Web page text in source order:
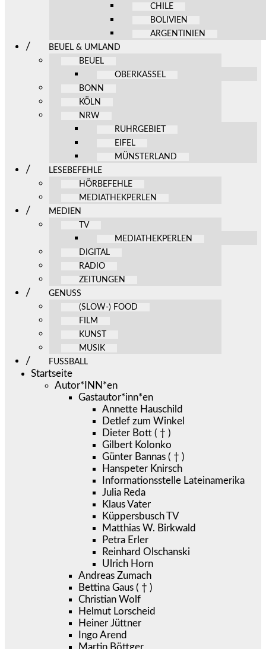
CHILE
BOLIVIEN
ARGENTINIEN
BEUEL & UMLAND
BEUEL
OBERKASSEL
BONN
KÖLN
NRW
RUHRGEBIET
EIFEL
MÜNSTERLAND
LESEBEFEHLE
HÖRBEFEHLE
MEDIATHEKPERLEN
MEDIEN
TV
MEDIATHEKPERLEN
DIGITAL
RADIO
ZEITUNGEN
GENUSS
(SLOW-) FOOD
FILM
KUNST
MUSIK
FUSSBALL
Startseite
Autor*INN*en
Gastautor*inn*en
Annette Hauschild
Detlef zum Winkel
Dieter Bott ( † )
Gilbert Kolonko
Günter Bannas ( † )
Hanspeter Knirsch
Informationsstelle Lateinamerika
Julia Reda
Klaus Vater
Küppersbusch TV
Matthias W. Birkwald
Petra Erler
Reinhard Olschanski
Ulrich Horn
Andreas Zumach
Bettina Gaus ( † )
Christian Wolf
Helmut Lorscheid
Heiner Jüttner
Ingo Arend
Martin Böttger